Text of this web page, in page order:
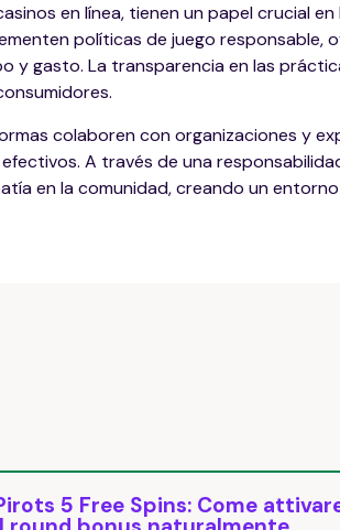
en línea, tienen un papel crucial
políticas de juego responsable,
y gasto. La transparencia en las
colaboren con organizaciones y
A través de una
en la comunidad, creando un
Comprehensive Study